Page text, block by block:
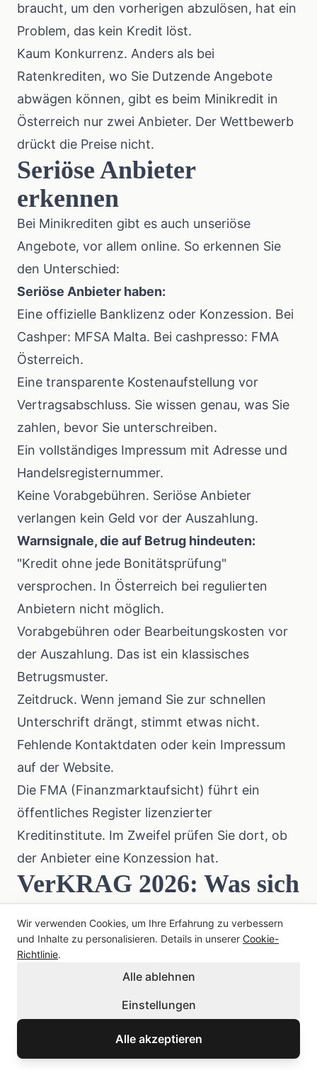
braucht, um den vorherigen abzulösen, hat ein
Problem, das kein Kredit löst.
Kaum Konkurrenz. Anders als bei
Ratenkrediten, wo Sie Dutzende Angebote
abwägen können, gibt es beim Minikredit in
Österreich nur zwei Anbieter. Der Wettbewerb
drückt die Preise nicht.
Seriöse Anbieter
erkennen
Bei Minikrediten gibt es auch unseriöse
Angebote, vor allem online. So erkennen Sie
den Unterschied:
Seriöse Anbieter haben:
Eine offizielle Banklizenz oder Konzession. Bei
Cashper: MFSA Malta. Bei cashpresso: FMA
Österreich.
Eine transparente Kostenaufstellung vor
Vertragsabschluss. Sie wissen genau, was Sie
zahlen, bevor Sie unterschreiben.
Ein vollständiges Impressum mit Adresse und
Handelsregisternummer.
Keine Vorabgebühren. Seriöse Anbieter
verlangen kein Geld vor der Auszahlung.
Warnsignale, die auf Betrug hindeuten:
"Kredit ohne jede Bonitätsprüfung"
versprochen. In Österreich bei regulierten
Anbietern nicht möglich.
Vorabgebühren oder Bearbeitungskosten vor
der Auszahlung. Das ist ein klassisches
Betrugsmuster.
Zeitdruck. Wenn jemand Sie zur schnellen
Unterschrift drängt, stimmt etwas nicht.
Fehlende Kontaktdaten oder kein Impressum
auf der Website.
Die FMA (Finanzmarktaufsicht) führt ein
öffentliches Register lizenzierter
Kreditinstitute. Im Zweifel prüfen Sie dort, ob
der Anbieter eine Konzession hat.
VerKRAG 2026: Was sich
ab November ändert
Ab dem 20. November 2026 tritt in Österreich
das neue Verbraucherkreditgesetz (VerKRAG
2026) in Kraft, das die EU-Richtlinie
2023/2225 umsetzt. Für Minikredit-Nutzer sind
zwei Änderungen direkt relevant:
Kleinkredite unter €200 werden erstmals
Wir verwenden Cookies, um Ihre Erfahrung zu verbessern
und Inhalte zu personalisieren. Details in unserer Cookie-
Richtlinie.
Alle ablehnen
Einstellungen
Alle akzeptieren